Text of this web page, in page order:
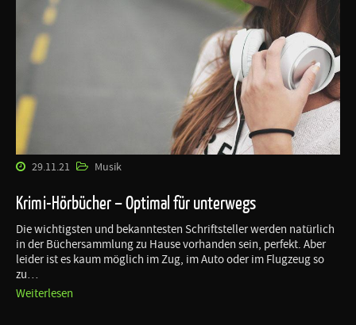
29.11.21 Musik
Krimi-Hörbücher – Optimal für unterwegs
Die wichtigsten und bekanntesten Schriftsteller werden natürlich
in der Büchersammlung zu Hause vorhanden sein, perfekt. Aber
leider ist es kaum möglich im Zug, im Auto oder im Flugzeug so
zu…
Weiterlesen